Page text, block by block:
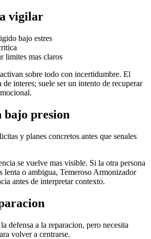
vigilar
bajo estres
limites mas claros
sobre todo con incertidumbre. El
interes; suele ser un intento de recuperar
bajo presion
y planes concretos antes que senales
se vuelve mas visible. Si la otra persona
lenta o ambigua, Temeroso Armonizador
antes de interpretar contexto.
defensa a la reparacion, pero necesita
volver a centrarse.